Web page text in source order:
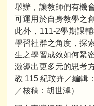
舉辦，讓教師們有機
可運用於自身教學之
此外，111-2學期課
學習社群之角度，探
生之學習成效如何緊
激盪出更多元的思考
教 115 紀玟卉／編輯
／核稿：胡世澤）